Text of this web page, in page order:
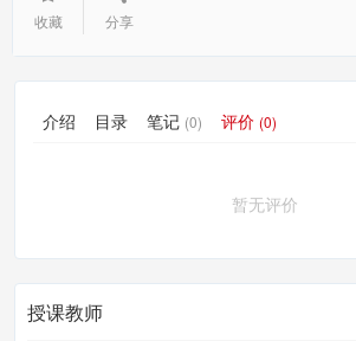
收藏 分享
介绍 目录 笔记 (0) 评价 (0)
暂无评价
授课教师